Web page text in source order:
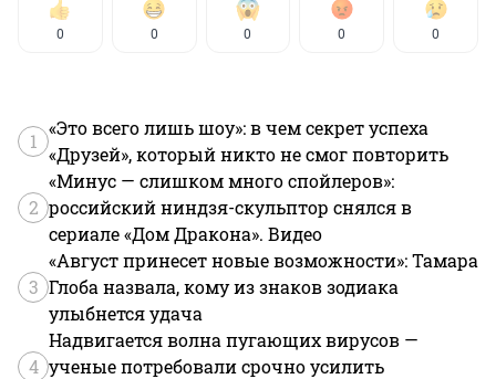
0 0 0 0 0
1
«Это всего лишь шоу»: в чем секрет успеха
«Друзей», который никто не смог повторить
2
«Минус — слишком много спойлеров»:
российский ниндзя-скульптор снялся в
сериале «Дом Дракона». Видео
3
«Август принесет новые возможности»: Тамара
Глоба назвала, кому из знаков зодиака
улыбнется удача
4
Надвигается волна пугающих вирусов —
ученые потребовали срочно усилить